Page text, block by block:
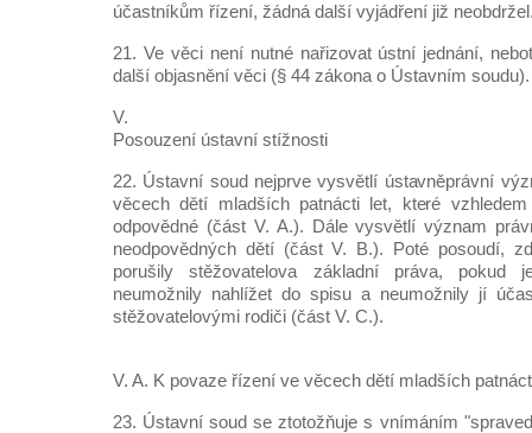
účastníkům řízení, žádná další vyjádření již
21. Ve věci není nutné nařizovat ústní jednání,
další objasnění věci (§ 44 zákona o Ústavním soudu).
V.
Posouzení ústavní stížnosti
22. Ústavní soud nejprve vysvětlí ústavněprávní
věcech dětí mladších patnácti let, které
odpovědné (část V. A.). Dále vysvětlí význam
neodpovědných dětí (část V. B.). Poté posoudí,
porušily stěžovatelova základní práva, pokud
neumožnily nahlížet do spisu a neumožnily jí
stěžovatelovými rodiči (část V. C.).
V. A. K povaze řízení ve věcech dětí mladších
23. Ústavní soud se ztotožňuje s vnímáním